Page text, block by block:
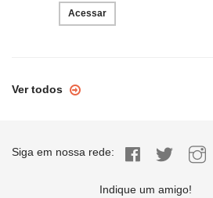
Acessar
Ver todos
Siga em nossa rede:
Indique um amigo!